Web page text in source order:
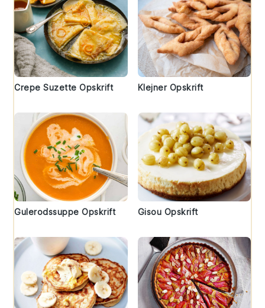
Crepe Suzette Opskrift Klejner Opskrift
Gulerodssuppe Opskrift Gisou Opskrift